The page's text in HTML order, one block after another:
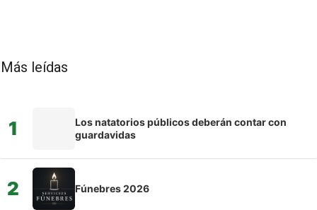
Más leídas
1
Los natatorios públicos deberán contar con
guardavidas
2 Fúnebres 2026